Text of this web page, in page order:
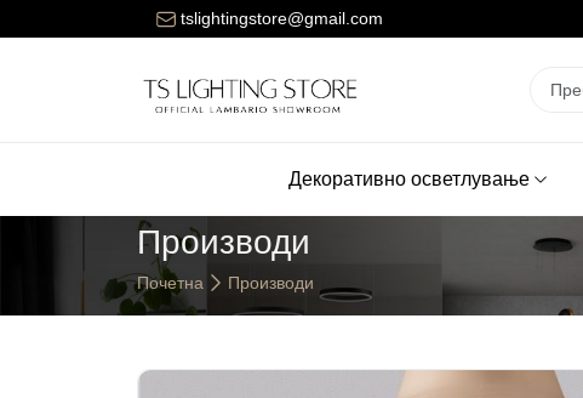
tslightingstore@gmail.com
Цената за достава на нарачките е 150 денари.
Декоративно осветлување
Производи
Почетна Производи